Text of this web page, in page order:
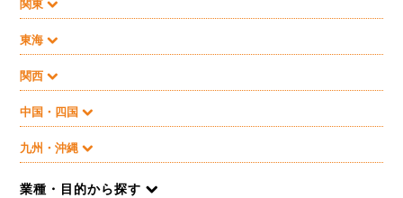
関東
東海
関西
中国・四国
九州・沖縄
業種・目的から探す